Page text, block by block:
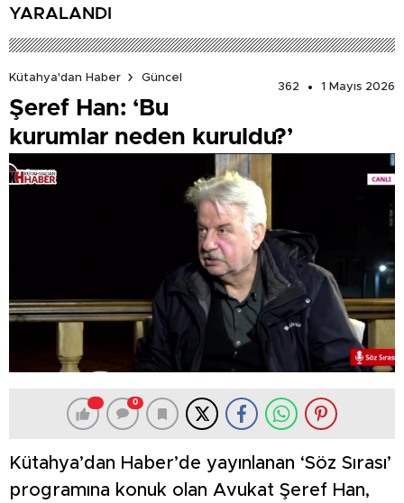
YARALANDI
Kütahya'dan Haber
Güncel
362
1 Mayıs 2026
Şeref Han: ‘Bu
kurumlar neden kuruldu?’
0
Kütahya’dan Haber’de yayınlanan ‘Söz Sırası’
programına konuk olan Avukat Şeref Han,